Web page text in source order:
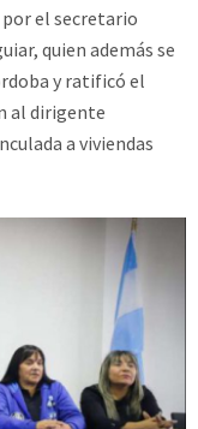
el secretario
quien además se
y ratificó el
al dirigente
a viviendas